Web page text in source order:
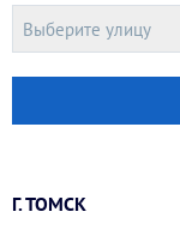
Выберите улицу
Г. ТОМСК